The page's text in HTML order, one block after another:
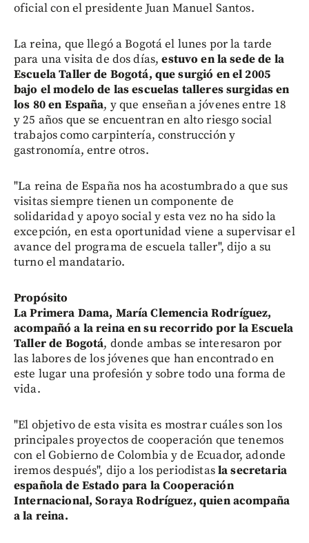
oficial con el presidente Juan Manuel Santos.
La reina, que llegó a Bogotá el lunes por la tarde
para una visita de dos días, estuvo en la sede de la
Escuela Taller de Bogotá, que surgió en el 2005
bajo el modelo de las escuelas talleres surgidas en
los 80 en España, y que enseñan a jóvenes entre 18
y 25 años que se encuentran en alto riesgo social
trabajos como carpintería, construcción y
gastronomía, entre otros.
"La reina de España nos ha acostumbrado a que sus
visitas siempre tienen un componente de
solidaridad y apoyo social y esta vez no ha sido la
excepción, en esta oportunidad viene a supervisar el
avance del programa de escuela taller", dijo a su
turno el mandatario.
Propósito
La Primera Dama, María Clemencia Rodríguez,
acompañó a la reina en su recorrido por la Escuela
Taller de Bogotá, donde ambas se interesaron por
las labores de los jóvenes que han encontrado en
este lugar una profesión y sobre todo una forma de
vida.
"El objetivo de esta visita es mostrar cuáles son los
principales proyectos de cooperación que tenemos
con el Gobierno de Colombia y de Ecuador, adonde
iremos después", dijo a los periodistasla secretaria
española de Estado para la Cooperación
Internacional, Soraya Rodríguez, quien acompaña
a la reina.